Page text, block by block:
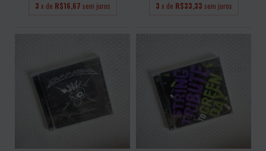
3 x de R$16,67 sem juros 3 x de R$33,33 sem juros